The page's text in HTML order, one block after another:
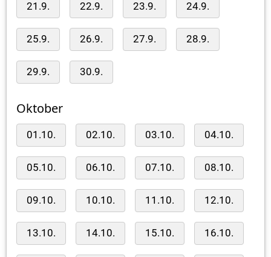
21.9. 22.9. 23.9. 24.9.
25.9. 26.9. 27.9. 28.9.
29.9. 30.9.
Oktober
01.10. 02.10. 03.10. 04.10.
05.10. 06.10. 07.10. 08.10.
09.10. 10.10. 11.10. 12.10.
13.10. 14.10. 15.10. 16.10.